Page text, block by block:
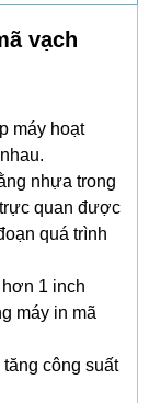
vạch
máy hoạt
nhựa trong
quan được
quá trình
1 inch
máy in mã
công suất